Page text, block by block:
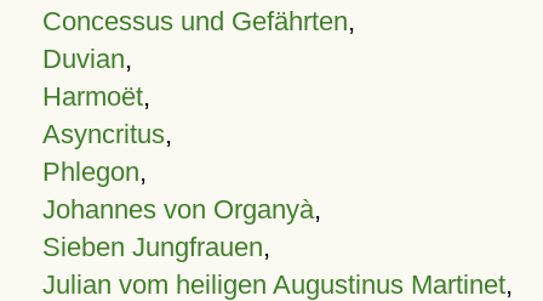
Concessus und Gefährten,
Duvian,
Harmoët,
Asyncritus,
Phlegon,
Johannes von Organyà,
Sieben Jungfrauen,
Julian vom heiligen Augustinus Martinet,